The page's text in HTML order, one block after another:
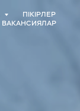
ПІКІРЛЕР
ВАКАНСИЯЛАР